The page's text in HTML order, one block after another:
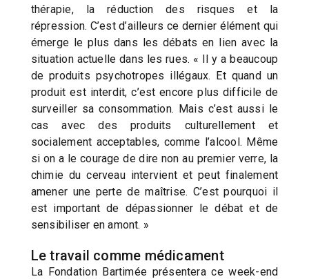
thérapie, la réduction des risques et la
répression. C’est d’ailleurs ce dernier élément qui
émerge le plus dans les débats en lien avec la
situation actuelle dans les rues. « Il y a beaucoup
de produits psychotropes illégaux. Et quand un
produit est interdit, c’est encore plus difficile de
surveiller sa consommation. Mais c’est aussi le
cas avec des produits culturellement et
socialement acceptables, comme l’alcool. Même
si on a le courage de dire non au premier verre, la
chimie du cerveau intervient et peut finalement
amener une perte de maîtrise. C’est pourquoi il
est important de dépassionner le débat et de
sensibiliser en amont. »
Le travail comme médicament
La Fondation Bartimée présentera ce week-end